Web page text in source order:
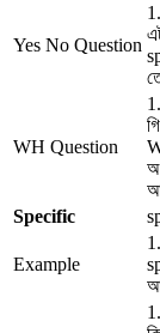
Yes No Question
WH Question
Specific
Example